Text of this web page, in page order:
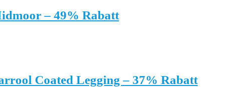
– 49% Rabatt
Coated Legging – 37% Rabatt